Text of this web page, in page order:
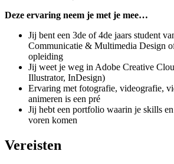
Deze ervaring neem je met je mee…
Jij bent een 3de of 4de jaars student
Communicatie & Multimedia Design
opleiding
Jij weet je weg in Adobe Creative
Illustrator, InDesign)
Ervaring met fotografie, videografie,
animeren is een pré
Jij hebt een portfolio waarin je skills
voren komen
Vereisten